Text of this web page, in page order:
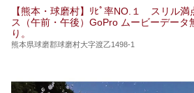
この2軒は今どうなっているの
獄温泉 青風荘．」「垂玉温泉
します。
【熊本・球磨村】ﾘﾋﾟ率NO.１ スリル満
ス（午前・午後）GoPro ムービーデータ
り。
熊本県球磨郡球磨村大字渡乙1498-1